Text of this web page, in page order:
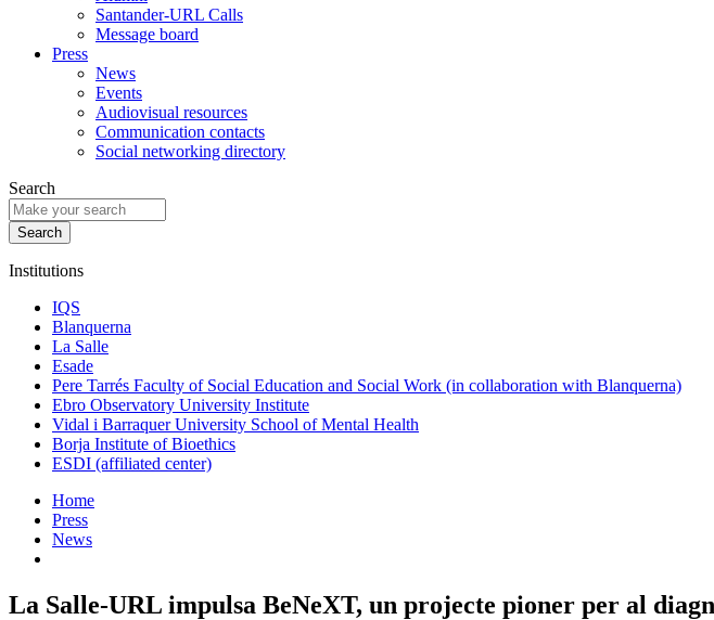
Santander-URL Calls
Message board
Press
News
Events
Audiovisual resources
Communication contacts
Social networking directory
Search
Institutions
IQS
Blanquerna
La Salle
Esade
Pere Tarrés Faculty of Social Education and Social Work (in collaboration with Blanquerna)
Ebro Observatory University Institute
Vidal i Barraquer University School of Mental Health
Borja Institute of Bioethics
ESDI (affiliated center)
Home
Press
News
La Salle-URL impulsa BeNeXT, un projecte pioner per al